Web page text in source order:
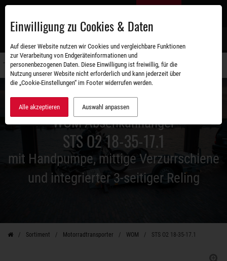
Zum
WOM Absenkanhänger
STS O2 18-35-17.1
mit Handpumpe, mittige Verzurrschiene
und integrierter 3-seitiger Reling
Sortiment Motorradtransporter WOM STS O2 18-35-17.1
Einwilligung zu Cookies & Daten
Auf dieser Website nutzen wir Cookies und vergleichbare Funktionen
zur Verarbeitung von Endgeräteinformationen und
personenbezogenen Daten. Diese Einwilligung ist freiwillig, für die
Nutzung unserer Website nicht erforderlich und kann jederzeit über
die „Cookie-Einstellungen“ im Footer widerrufen werden.
Alle akzeptieren Auswahl anpassen